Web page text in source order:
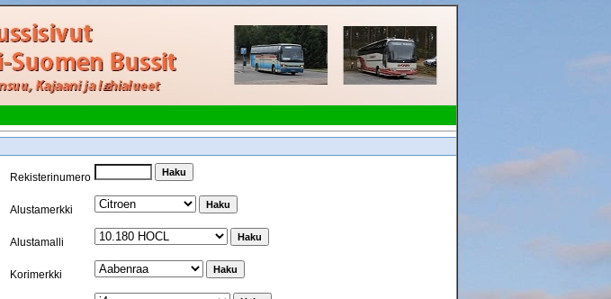
Rekisterinumero
Alustamerkki
Alustamalli
Korimerkki